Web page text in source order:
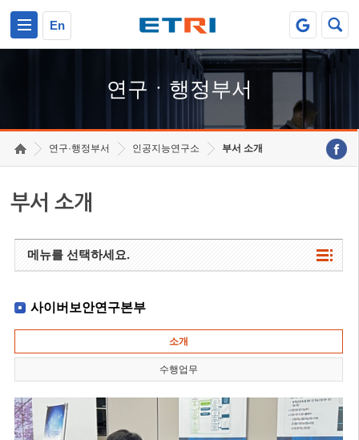
En
연구ㆍ행정부서
연구·행정부서 인공지능연구소 부서 소개
부서 소개
메뉴를 선택하세요.
사이버보안연구본부
소개
수행업무